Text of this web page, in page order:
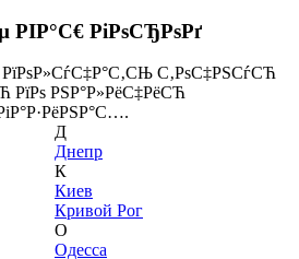
РІР°С€ РіРѕСЂРѕРґ
РїРѕР»СѓС‡Р°С‚СЊ С‚РѕС‡РЅСѓСЋ
РїРѕ РЅР°Р»РёС‡РёСЋ
Д
Днепр
К
Киев
Кривой Рог
О
Одесса